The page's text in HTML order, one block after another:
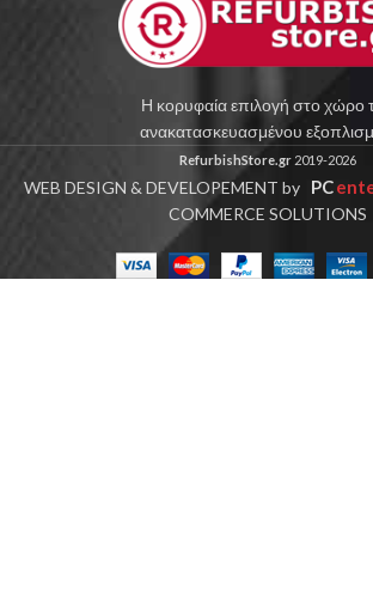
Η κορυφαία επιλογή στο χώρο
ανακατασκευασμένου
RefurbishStore.gr 2019-2026
WEB DESIGN & DEVELOPEMENT by PC
COMMERCE SOLUTIONS